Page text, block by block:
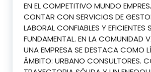
EN EL COMPETITIVO MUNDO
CONTAR CON SERVICIOS DE
LABORAL CONFIABLES Y EFICIENTES
FUNDAMENTAL. EN LA COMUNIDAD
UNA EMPRESA SE DESTACA COMO
ÁMBITO: URBANO CONSULTORES.